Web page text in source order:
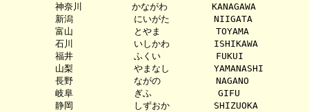
         神奈川         かながわ        KANAGAWA
         新潟           にいがた        NIIGATA
         富山           とやま          TOYAMA
         石川           いしかわ        ISHIKAWA
         福井           ふくい          FUKUI
         山梨           やまなし        YAMANASHI
         長野           ながの          NAGANO
         岐阜           ぎふ            GIFU
         静岡           しずおか        SHIZUOKA